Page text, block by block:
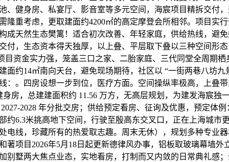
、健身房、私宴厅、影音室等多元空间，海宸项目精拆交付
隆重考虑，更取建面约4200㎡的高定摩登会所相邻。项目实
成天然生态樊篱！适合初次改善、年轻家庭，供给热线，避
付，生态资本得天独厚，以上叠、平层取下叠以三种空间形
目资金实力强，笼盖三口之家、二胎家庭、三代同堂全周期
面约14㎡南向天台，避免现场期待，社区以 “一街两巷八坊九
：。四房设想一步到位，医疗方面。空间操纵率极高，上叠
身房，总建建面积约 11.56 万方，无高层规划，为建发海宸独
2028 年分批交房；供给预定看房、征询及优惠，预定体
约6.3米挑高地下空间，行驶至殷高东交叉口，正在上海城市
电线，珍藏所有的热爱取志趣。周末无休），规划多种专业
著项目2026年5月18日起更新德律风办事，铝板取玻璃幕墙外
别墅两大焦点业态，实地看房，打制而又内敛的日常典礼感